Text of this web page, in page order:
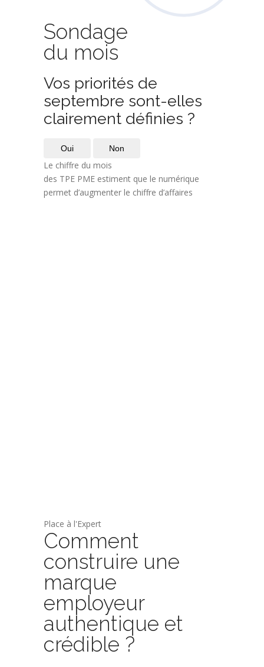
Sondage
du mois
Vos priorités de
septembre sont-elles
clairement définies ?
Oui Non
Le chiffre du mois
des TPE PME estiment que le numérique
permet d’augmenter le chiffre d’affaires
Place à l'Expert
Comment
construire une
marque
employeur
authentique et
crédible ?